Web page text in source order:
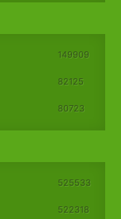
149909
82125
80723
525533
522318